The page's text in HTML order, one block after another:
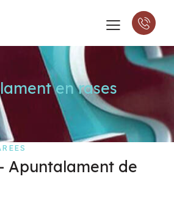
en rases
Apuntalament de